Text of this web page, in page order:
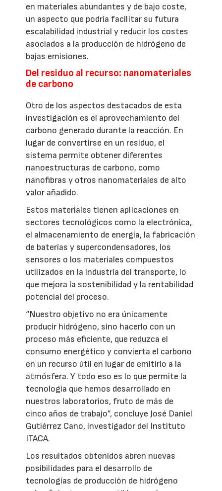
en materiales abundantes y de bajo coste,
un aspecto que podría facilitar su futura
escalabilidad industrial y reducir los costes
asociados a la producción de hidrógeno de
bajas emisiones.
Del residuo al recurso: nanomateriales
de carbono
Otro de los aspectos destacados de esta
investigación es el aprovechamiento del
carbono generado durante la reacción. En
lugar de convertirse en un residuo, el
sistema permite obtener diferentes
nanoestructuras de carbono, como
nanofibras y otros nanomateriales de alto
valor añadido.
Estos materiales tienen aplicaciones en
sectores tecnológicos como la electrónica,
el almacenamiento de energía, la fabricación
de baterías y supercondensadores, los
sensores o los materiales compuestos
utilizados en la industria del transporte, lo
que mejora la sostenibilidad y la rentabilidad
potencial del proceso.
“Nuestro objetivo no era únicamente
producir hidrógeno, sino hacerlo con un
proceso más eficiente, que reduzca el
consumo energético y convierta el carbono
en un recurso útil en lugar de emitirlo a la
atmósfera. Y todo eso es lo que permite la
tecnología que hemos desarrollado en
nuestros laboratorios, fruto de más de
cinco años de trabajo”, concluye José Daniel
Gutiérrez Cano, investigador del Instituto
ITACA.
Los resultados obtenidos abren nuevas
posibilidades para el desarrollo de
tecnologías de producción de hidrógeno